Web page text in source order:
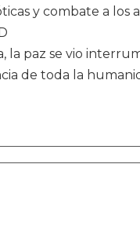
y combate a los
la paz se vio
de toda la